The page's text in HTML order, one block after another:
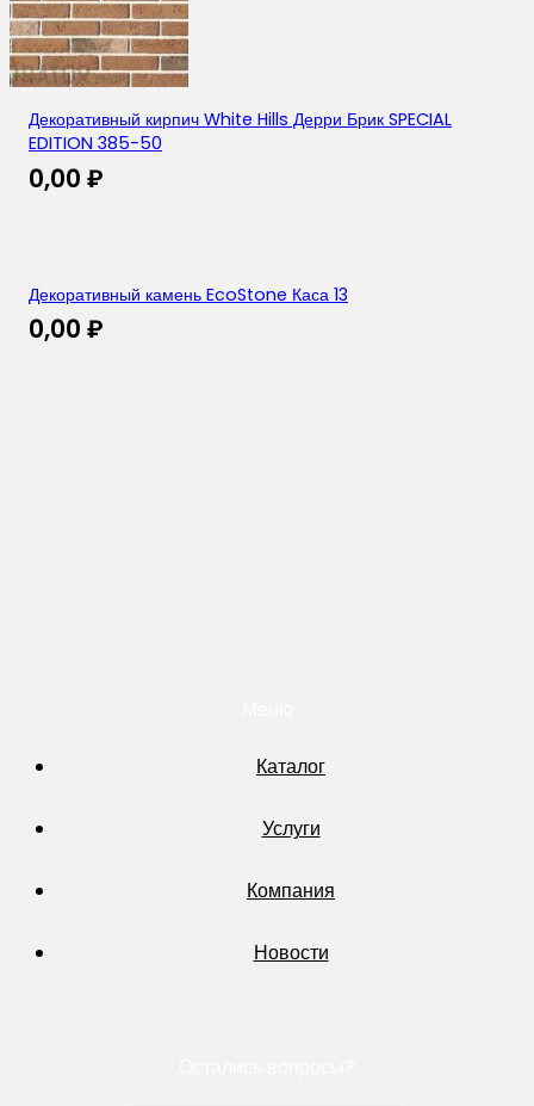
Декоративный кирпич White Hills Дерри Брик SPECIAL
EDITION 385-50
0,00 ₽
Декоративный камень EcoStone Каса 13
0,00 ₽
Каталог
Услуги
Компания
Новости